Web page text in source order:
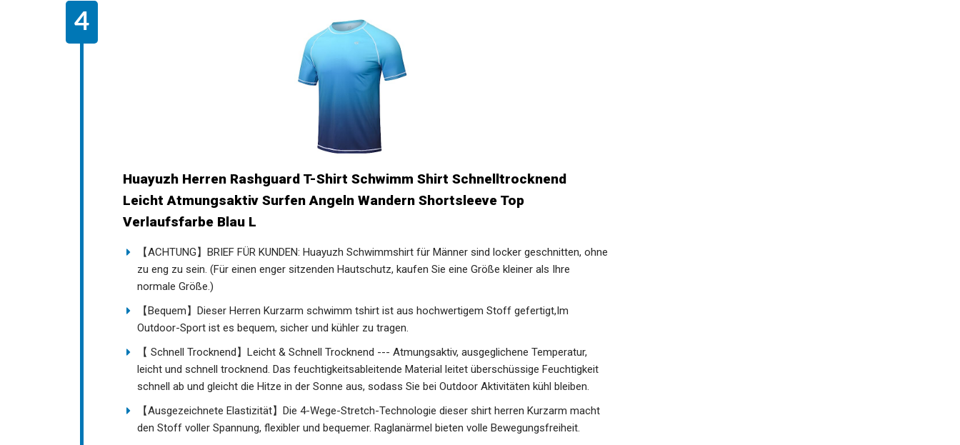
Huayuzh Herren Rashguard T-Shirt Schwimm Shirt Schnelltrocknend
Leicht Atmungsaktiv Surfen Angeln Wandern Shortsleeve Top
Verlaufsfarbe Blau L
【ACHTUNG】BRIEF FÜR KUNDEN: Huayuzh Schwimmshirt für Männer sind locker geschnitten,
ohne zu eng zu sein. (Für einen enger sitzenden Hautschutz, kaufen Sie eine Größe kleiner als Ihre
normale Größe.)
【Bequem】Dieser Herren Kurzarm schwimm tshirt ist aus hochwertigem Stoff gefertigt,Im
Outdoor-Sport ist es bequem, sicher und kühler zu tragen.
【 Schnell Trocknend】Leicht & Schnell Trocknend --- Atmungsaktiv, ausgeglichene Temperatur,
leicht und schnell trocknend. Das feuchtigkeitsableitende Material leitet überschüssige Feuchtigkeit
schnell ab und gleicht die Hitze in der Sonne aus, sodass Sie bei Outdoor Aktivitäten kühl bleiben.
【Ausgezeichnete Elastizität】Die 4-Wege-Stretch-Technologie dieser shirt herren Kurzarm macht
den Stoff voller Spannung, flexibler und bequemer. Raglanärmel bieten volle Bewegungsfreiheit.